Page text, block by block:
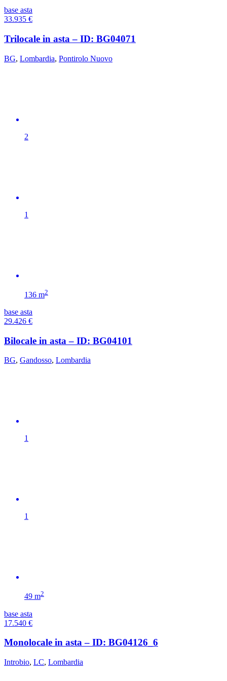
base asta
33.935 €
Trilocale in asta – ID: BG04071
BG, Lombardia, Pontirolo Nuovo
2
1
136 m2
base asta
29.426 €
Bilocale in asta – ID: BG04101
BG, Gandosso, Lombardia
1
1
49 m2
base asta
17.540 €
Monolocale in asta – ID: BG04126_6
Introbio, LC, Lombardia